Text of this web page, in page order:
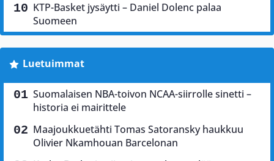
KTP-Basket jysäytti – Daniel Dolenc palaa
Suomeen
Luetuimmat
Suomalaisen NBA-toivon NCAA-siirrolle sinetti –
historia ei mairittele
Maajoukkuetähti Tomas Satoransky haukkuu
Olivier Nkamhouan Barcelonan